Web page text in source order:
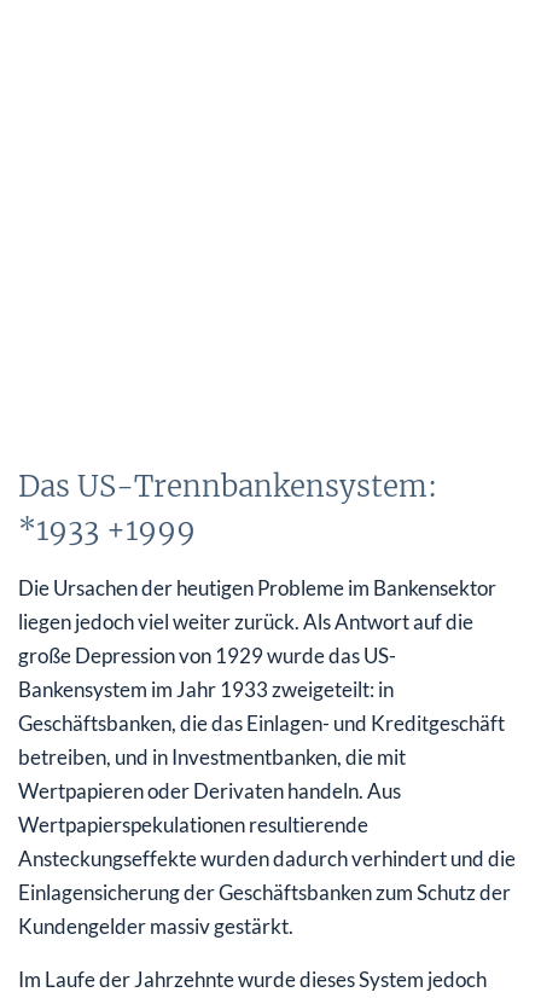
Das US-Trennbankensystem:
*1933 +1999
Die Ursachen der heutigen Probleme im Bankensektor
liegen jedoch viel weiter zurück. Als Antwort auf die
große Depression von 1929 wurde das US-
Bankensystem im Jahr 1933 zweigeteilt: in
Geschäftsbanken, die das Einlagen- und Kreditgeschäft
betreiben, und in Investmentbanken, die mit
Wertpapieren oder Derivaten handeln. Aus
Wertpapierspekulationen resultierende
Ansteckungseffekte wurden dadurch verhindert und die
Einlagensicherung der Geschäftsbanken zum Schutz der
Kundengelder massiv gestärkt.
Im Laufe der Jahrzehnte wurde dieses System jedoch